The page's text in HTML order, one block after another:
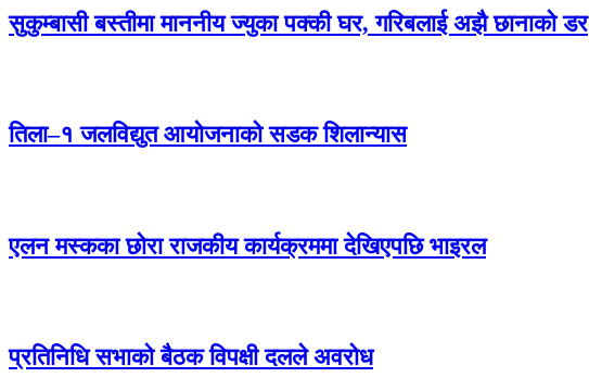
सुकुम्बासी बस्तीमा माननीय ज्युका पक्की घर, गरिबलाई अझै छानाको डर
तिला–१ जलविद्युत आयोजनाको सडक शिलान्यास
एलन मस्कका छोरा राजकीय कार्यक्रममा देखिएपछि भाइरल
प्रतिनिधि सभाको बैठक विपक्षी दलले अवरोध